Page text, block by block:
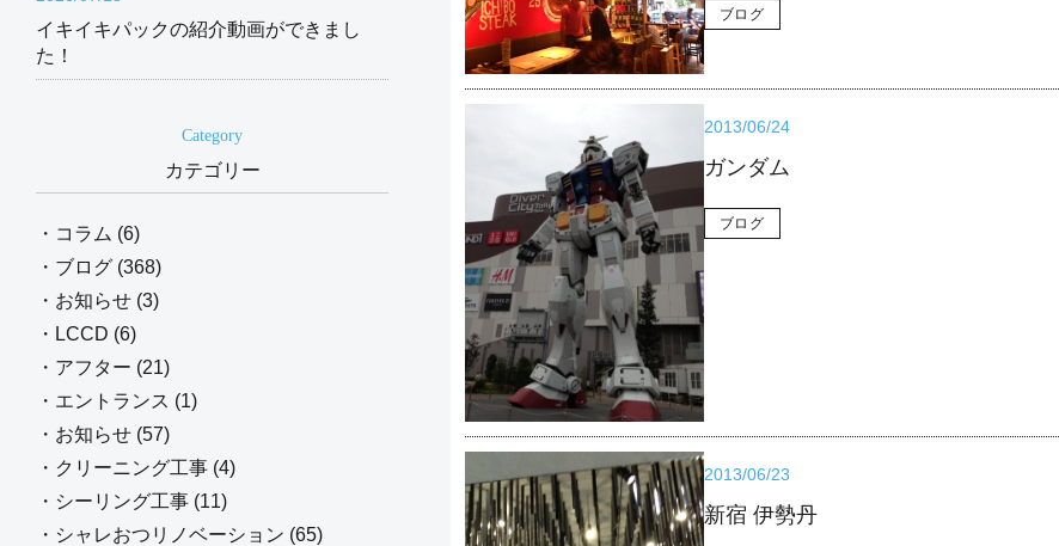
ブログ
2013/06/24
ガンダム
ブログ
2013/06/23
新宿 伊勢丹
イキイキパックの紹介動画ができまし
た！
Category
カテゴリー
・コラム (6)
・ブログ (368)
・お知らせ (3)
・LCCD (6)
・アフター (21)
・エントランス (1)
・お知らせ (57)
・クリーニング工事 (4)
・シーリング工事 (11)
・シャレおつリノベーション (65)